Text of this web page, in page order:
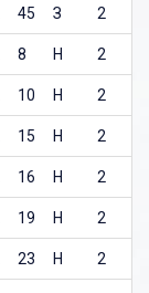
45 З 2
8 Н 2
10 Н 2
15 Н 2
16 Н 2
19 Н 2
23 Н 2